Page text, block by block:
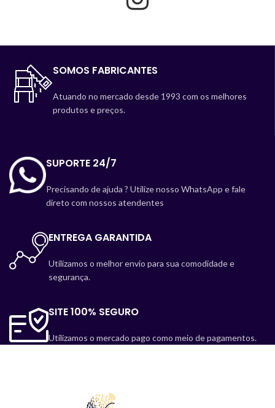
SOMOS FABRICANTES
Atuando no mercado desde 1993 com os melhores
produtos e preços.
SUPORTE 24/7
Precisando de ajuda ? Utilize nosso WhatsApp e fale
direto com nossos atendentes
ENTREGA GARANTIDA
Utilizamos o melhor envio para sua comodidade e
segurança.
SITE 100% SEGURO
Utilizamos o mercado pago como meio de pagamentos.